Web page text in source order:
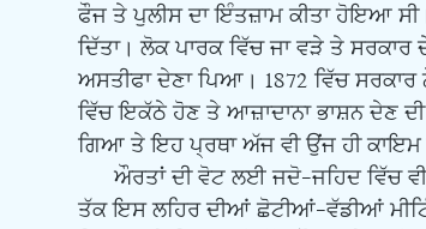
ਫੌਜ ਤੇ ਪੁਲੀਸ ਦਾ ਇੰਤਜ਼ਾਮ ਕੀਤਾ ਹੋਇਆ
ਦਿੱਤਾ। ਲੋਕ ਪਾਰਕ ਵਿੱਚ ਜਾ ਵੜੇ ਤੇ
ਅਸਤੀਫਾ ਦੇਣਾ ਪਿਆ। 1872 ਵਿੱਚ
ਵਿੱਚ ਇਕੱਠੇ ਹੋਣ ਤੇ ਆਜ਼ਾਦਾਨਾ ਭਾਸ਼ਨ ਦੇਣ
ਗਿਆ ਤੇ ਇਹ ਪ੍ਰਥਾ ਅੱਜ ਵੀ ਉਂਜ ਹੀ ਕਾਇਮ
ਤੱਕ ਇਸ ਲਹਿਰ ਦੀਆਂ ਛੋਟੀਆਂ-ਵੱਡੀਆਂ